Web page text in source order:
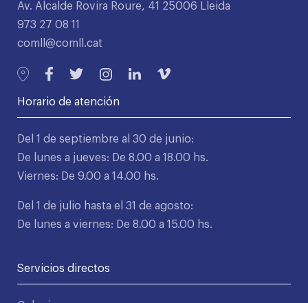
Av. Alcalde Rovira Roure, 41 25006 Lleida
973 27 08 11
comll@comll.cat
Horario de atención
Del 1 de septiembre al 30 de junio:
De lunes a jueves: De 8.00 a 18.00 hs.
Viernes: De 9.00 a 14.00 hs.
Del 1 de julio hasta el 31 de agosto:
De lunes a viernes: De 8.00 a 15.00 hs.
Servicios directos